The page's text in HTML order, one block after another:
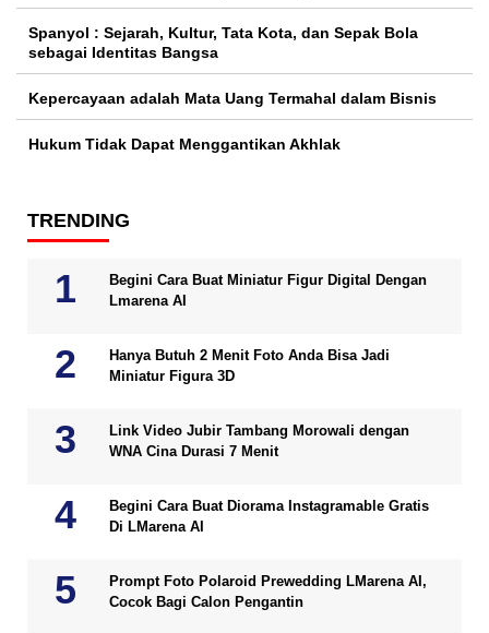
Spanyol : Sejarah, Kultur, Tata Kota, dan Sepak Bola
sebagai Identitas Bangsa
Kepercayaan adalah Mata Uang Termahal dalam Bisnis
Hukum Tidak Dapat Menggantikan Akhlak
TRENDING
Begini Cara Buat Miniatur Figur Digital Dengan
Lmarena AI
Hanya Butuh 2 Menit Foto Anda Bisa Jadi
Miniatur Figura 3D
Link Video Jubir Tambang Morowali dengan
WNA Cina Durasi 7 Menit
Begini Cara Buat Diorama Instagramable Gratis
Di LMarena AI
Prompt Foto Polaroid Prewedding LMarena AI,
Cocok Bagi Calon Pengantin